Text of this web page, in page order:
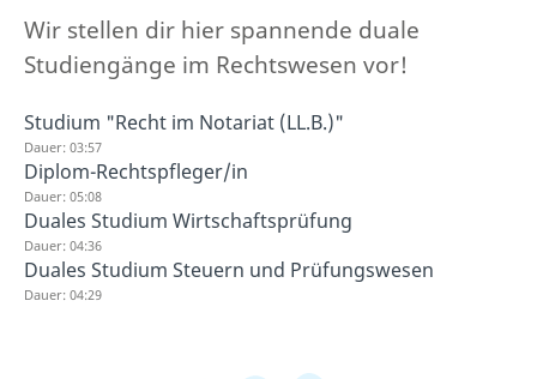
Wir stellen dir hier spannende duale
Studiengänge im Rechtswesen vor!
Studium "Recht im Notariat (LL.B.)"
Dauer: 03:57
Diplom-Rechtspfleger/in
Dauer: 05:08
Duales Studium Wirtschaftsprüfung
Dauer: 04:36
Duales Studium Steuern und Prüfungswesen
Dauer: 04:29